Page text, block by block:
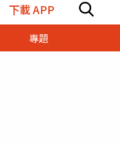
下載 APP
專題